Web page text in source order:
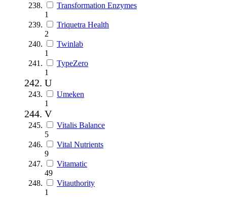
Transformation Enzymes
1
Triquetra Health
2
Twinlab
1
TypeZero
1
U
Umeken
1
V
Vitalis Balance
5
Vital Nutrients
9
Vitamatic
49
Vitauthority
1